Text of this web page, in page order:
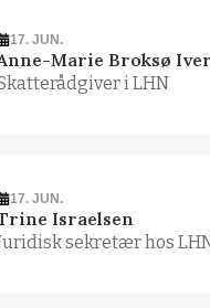
17. JUN.
Marie Broksø
i LHN
17. JUN.
Israelsen
sekretær hos